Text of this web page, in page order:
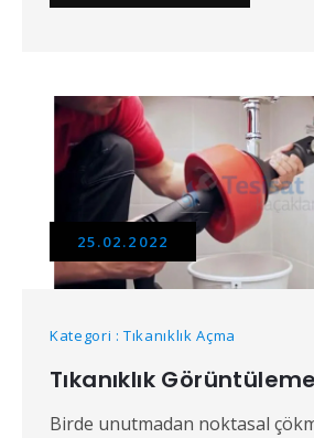
25.02.2022
Kategori : Tıkanıklık Açma
Tıkanıklık Görüntüleme
Birde unutmadan noktasal